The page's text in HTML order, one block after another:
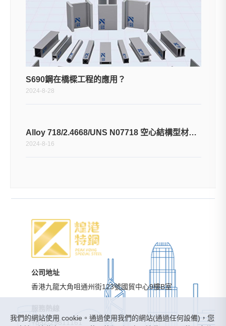
S690鋼在橋樑工程的應用？
2024-8-28
Alloy 718/2.4668/UNS N07718 空心結構型材應用
2024-8-16
公司地址
香港九龍大角咀通州街123號國貿中心9樓B室
+852-29811161
我們的網站使用 cookie。通過使用我們的網站(通過任何設備)，您